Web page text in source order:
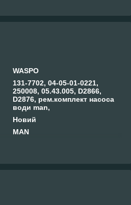
WASPO
131-7702, 04-05-01-0221,
250008, 05.43.005, D2866,
D2876, рем.комплект насоса
води man,
Новий
MAN